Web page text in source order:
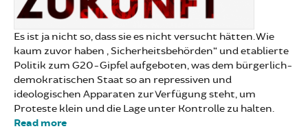
Es ist ja nicht so, dass sie es nicht versucht hätten. Wie
kaum zuvor haben „Sicherheitsbehörden“ und etablierte
Politik zum G20-Gipfel aufgeboten, was dem bürgerlich-
demokratischen Staat so an repressiven und
ideologischen Apparaten zur Verfügung steht, um
Proteste klein und die Lage unter Kontrolle zu halten.
Read more